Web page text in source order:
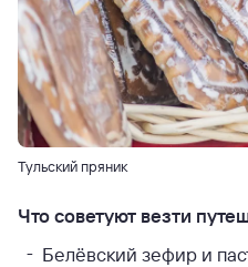
Тульский пряник
Что советуют везти
Белёвский зефир и